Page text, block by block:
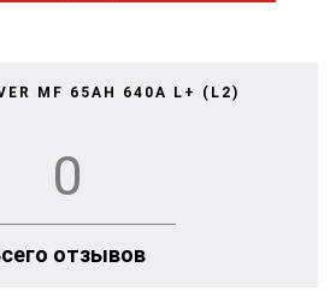
MF 65AH 640A L+ (L2)
0
отзывов